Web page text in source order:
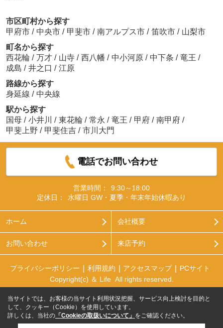
市区町村から探す
甲府市 / 中央市 / 甲斐市 / 南アルプス市 / 笛吹市 / 山梨市
町名から探す
西花輪 / 万才 / 山寺 / 西八幡 / 中小河原 / 中下条 / 竜王 /
成島 / 井之口 / 江原
路線から探す
身延線 / 中央線
駅から探す
国母 / 小井川 / 東花輪 / 常永 / 竜王 / 甲府 / 南甲府 /
甲斐上野 / 甲斐住吉 / 市川大門
電話でお問い合わせ
営業時間：
9:30～18:00
定休日：
水曜日 GW・夏季・年末年始休暇あり
ホーム 会社概要
お問い合わせ 来店予約
プライバシーポリシー 利用規約 アクセスマップ
PCサイト
Copyright(c) ＆ Life All rights reserved.
当サイトでは、お客様の当サイト利用状況把握、サービス向上検討を目的と
して、クッキー（Cookie）を使用しています。
詳しくは、当社の 「Cookieの取扱いについて」 をご確認ください。